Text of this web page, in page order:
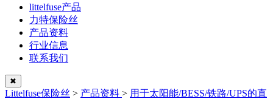
littelfuse产品
力特保险丝
产品资料
行业信息
联系我们
✖
Littelfuse保险丝 > 产品资料 > 用于太阳能/BESS/铁路/UPS的直